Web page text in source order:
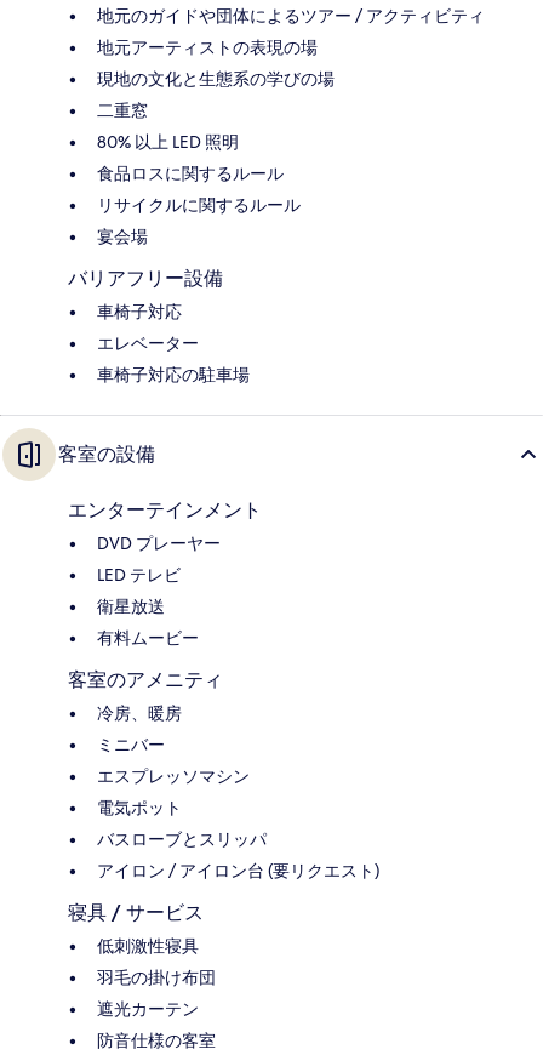
地元のガイドや団体によるツアー / アクティビティ
地元アーティストの表現の場
現地の文化と生態系の学びの場
二重窓
80% 以上 LED 照明
食品ロスに関するルール
リサイクルに関するルール
宴会場
バリアフリー設備
車椅子対応
エレベーター
車椅子対応の駐車場
客室の設備
エンターテインメント
DVD プレーヤー
LED テレビ
衛星放送
有料ムービー
客室のアメニティ
冷房、暖房
ミニバー
エスプレッソマシン
電気ポット
バスローブとスリッパ
アイロン / アイロン台 (要リクエスト)
寝具 / サービス
低刺激性寝具
羽毛の掛け布団
遮光カーテン
防音仕様の客室